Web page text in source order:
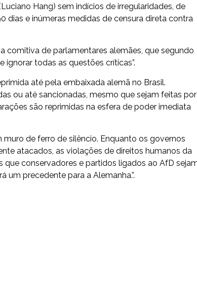
Hang) sem indícios de irregularidades, de
dias e inúmeras medidas de censura direta contra
comitiva de parlamentares alemães, que segundo
ignorar todas as questões críticas”.
até pela embaixada alemã no Brasil.
ou até sancionadas, mesmo que sejam feitas por
são reprimidas na esfera de poder imediata
muro de ferro de silêncio. Enquanto os governos
atacados, as violações de direitos humanos da
conservadores e partidos ligados ao AfD
precedente para a Alemanha.”.